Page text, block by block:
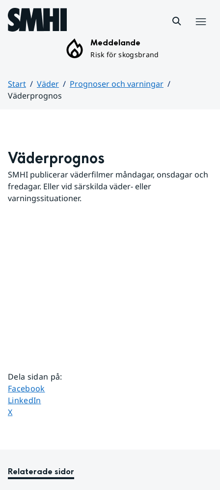
Hoppa till sidans innehåll
Meddelande
Risk för skogsbrand
Start Väder
Prognoser och varningar
Väderprognos
Väderprognos
SMHI publicerar väderfilmer måndagar, onsdagar och
fredagar. Eller vid särskilda väder- eller
varningssituationer.
Dela sidan på:
Dela sidan på
Facebook
Dela sidan på
LinkedIn
Dela sidan på
X
Relaterade sidor